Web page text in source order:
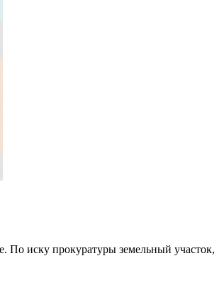
По иску прокуратуры земельный участок,